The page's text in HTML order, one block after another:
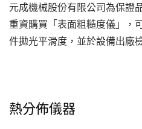
元成機械股份有限公司為保證
重資購買「表面粗糙度儀」，
件拋光平滑度，並於設備出廠
熱分佈儀器